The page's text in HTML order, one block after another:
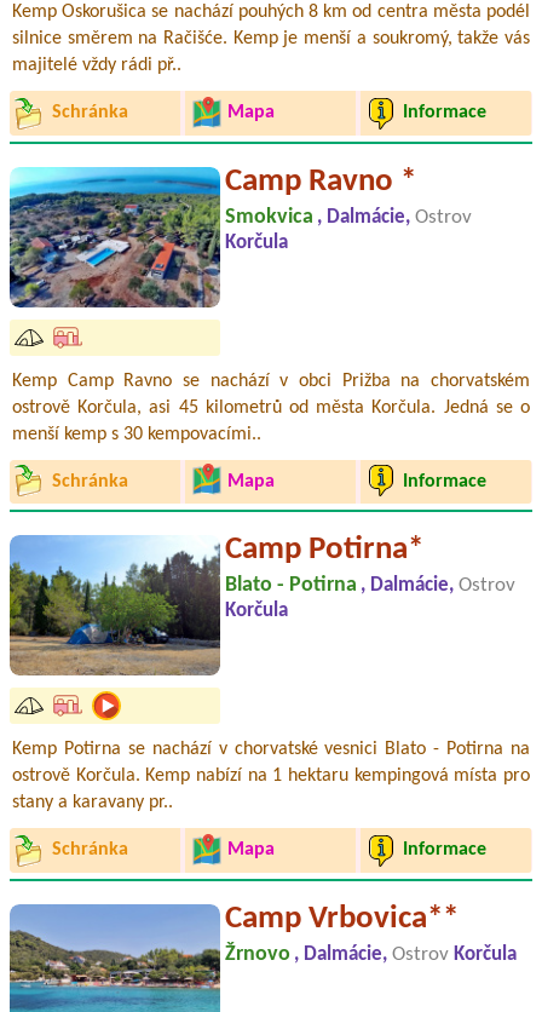
Kemp Oskorušica se nachází pouhých 8 km od centra města podél
silnice směrem na Račišće. Kemp je menší a soukromý, takže vás
majitelé vždy rádi př..
Schránka Mapa Informace
Camp Ravno *
Smokvica , Dalmácie, Ostrov
Korčula
Kemp Camp Ravno se nachází v obci Prižba na chorvatském
ostrově Korčula, asi 45 kilometrů od města Korčula. Jedná se o
menší kemp s 30 kempovacími..
Schránka Mapa Informace
Camp Potirna*
Blato - Potirna , Dalmácie, Ostrov
Korčula
Kemp Potirna se nachází v chorvatské vesnici Blato - Potirna na
ostrově Korčula. Kemp nabízí na 1 hektaru kempingová místa pro
stany a karavany pr..
Schránka Mapa Informace
Camp Vrbovica**
Žrnovo , Dalmácie, Ostrov Korčula